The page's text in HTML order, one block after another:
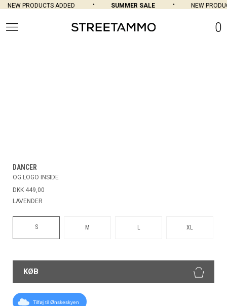
NEW PRODUCTS ADDED SUMMER SALE NEW
0
DANCER
OG LOGO INSIDE
DKK 449,00
LAVENDER
S M L XL
KØB
Tilføj til Ønskeskyen